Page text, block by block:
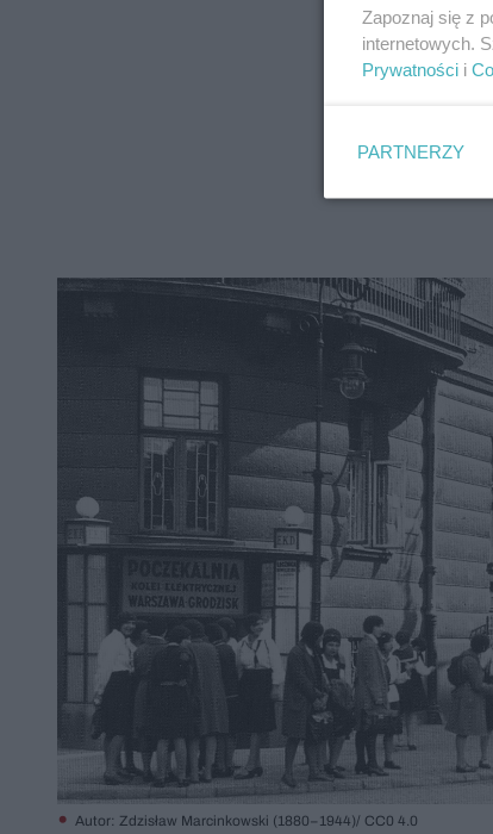
Autor: Zdzisław Marcinkowski (1880−1944)/ CC0 4.0
Zapoznaj się z
internetowych.
Prywatności i
PARTNERZY